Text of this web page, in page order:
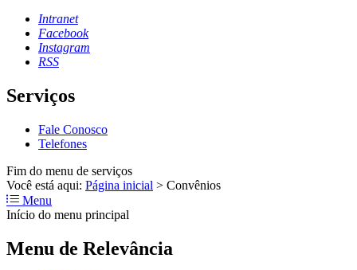
Intranet
Facebook
Instagram
RSS
Serviços
Fale Conosco
Telefones
Fim do menu de serviços
Você está aqui: Página inicial > Convênios
Menu
Início do menu principal
Menu de Relevância